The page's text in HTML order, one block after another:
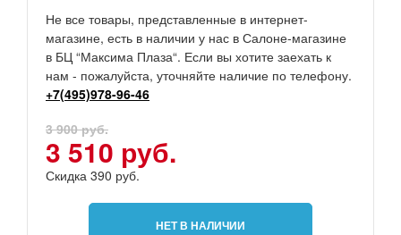
Не все товары, представленные в интернет-
магазине, есть в наличии у нас в Салоне-магазине
в БЦ “Максима Плаза“. Если вы хотите заехать к
нам - пожалуйста, уточняйте наличие по телефону.
+7(495)978-96-46
3 900 руб.
3 510 руб.
Скидка 390 руб.
НЕТ В НАЛИЧИИ